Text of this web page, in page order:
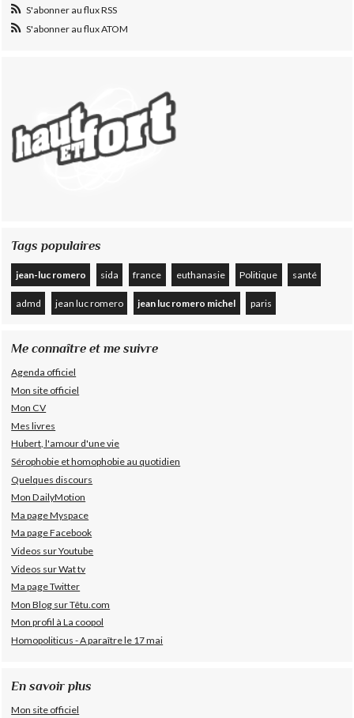
S'abonner au flux RSS
S'abonner au flux ATOM
Tags populaires
jean-luc romero sida france euthanasie Politique santé
admd jean luc romero jean luc romero michel paris
Me connaître et me suivre
Agenda officiel
Mon site officiel
Mon CV
Mes livres
Hubert, l'amour d'une vie
Sérophobie et homophobie au quotidien
Quelques discours
Mon DailyMotion
Ma page Myspace
Ma page Facebook
Videos sur Youtube
Videos sur Wat tv
Ma page Twitter
Mon Blog sur Têtu.com
Mon profil à La coopol
Homopoliticus - A paraître le 17 mai
En savoir plus
Mon site officiel